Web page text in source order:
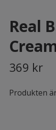
Real
369 kr
Produkten